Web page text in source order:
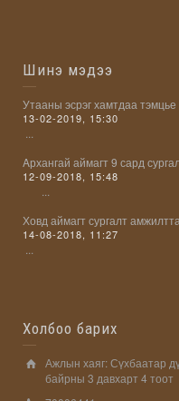
Шинэ мэдээ
Утааны эсрэг хамтдаа тэмцье
13-02-2019, 15:30
...
Aрхангай аймагт 9 сард
12-09-2018, 15:48
...
Ховд аймагт сургалт
14-08-2018, 11:27
...
Холбоо барих
Ажлын хаяг: Сүхбаатар
байрны 3 давхарт 4 тоот